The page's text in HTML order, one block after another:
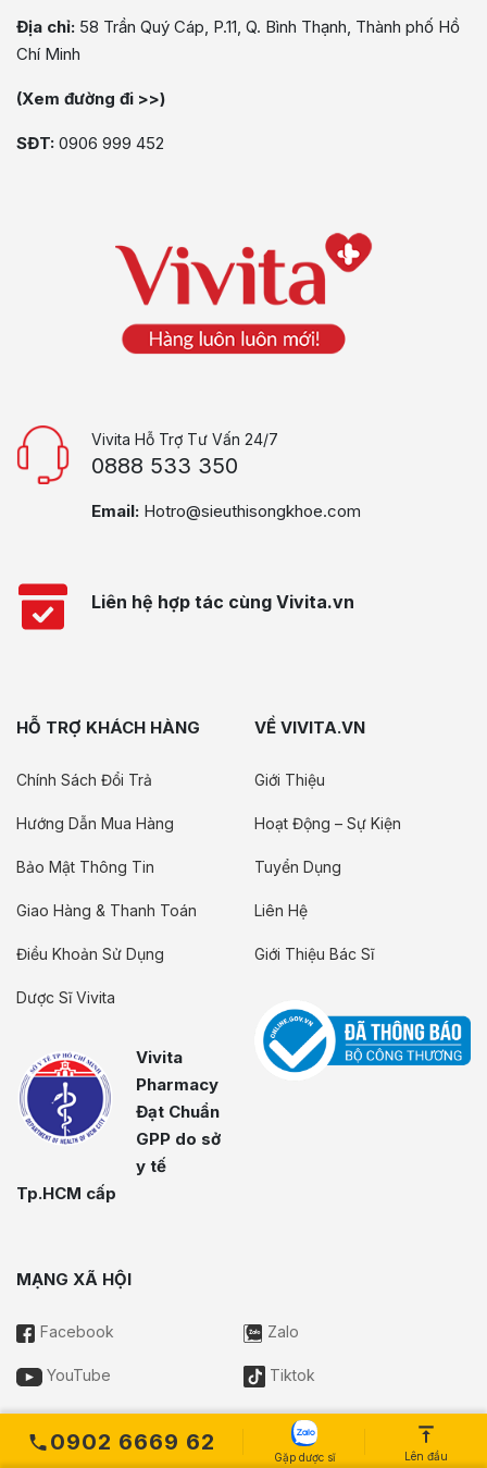
0902 6669 62
Gặp dược sĩ Lên đầu
Địa chỉ: 58 Trần Quý Cáp, P.11, Q. Bình Thạnh, Thành phố Hồ
Chí Minh
(Xem đường đi >>)
SĐT: 0906 999 452
Vivita Hỗ Trợ Tư Vấn 24/7
0888 533 350
Email: Hotro@sieuthisongkhoe.com
Liên hệ hợp tác cùng Vivita.vn
HỖ TRỢ KHÁCH HÀNG
Chính Sách Đổi Trả
Hướng Dẫn Mua Hàng
Bảo Mật Thông Tin
Giao Hàng & Thanh Toán
Điều Khoản Sử Dụng
Dược Sĩ Vivita
Vivita
Pharmacy
Đạt Chuẩn
GPP do sở
y tế
Tp.HCM cấp
VỀ VIVITA.VN
Giới Thiệu
Hoạt Động – Sự Kiện
Tuyển Dụng
Liên Hệ
Giới Thiệu Bác Sĩ
MẠNG XÃ HỘI
Facebook Zalo
YouTube Tiktok
THƯƠNG MẠI ĐIỆN TỬ